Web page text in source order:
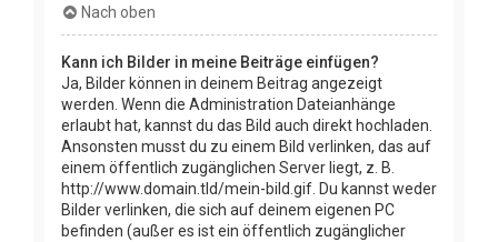
Nach oben
Kann ich Bilder in meine Beiträge einfügen?
Ja, Bilder können in deinem Beitrag angezeigt
werden. Wenn die Administration Dateianhänge
erlaubt hat, kannst du das Bild auch direkt hochladen.
Ansonsten musst du zu einem Bild verlinken, das auf
einem öffentlich zugänglichen Server liegt, z. B.
http://www.domain.tld/mein-bild.gif. Du kannst weder
Bilder verlinken, die sich auf deinem eigenen PC
befinden (außer es ist ein öffentlich zugänglicher